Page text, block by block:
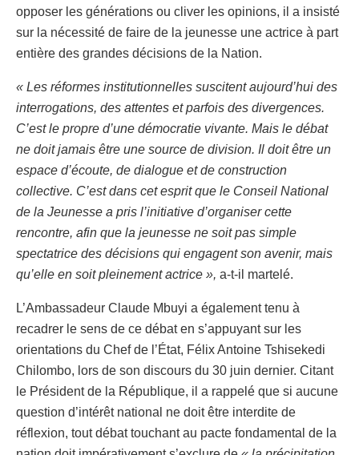
opposer les générations ou cliver les opinions, il a insisté
sur la nécessité de faire de la jeunesse une actrice à part
entière des grandes décisions de la Nation.
« Les réformes institutionnelles suscitent aujourd’hui des
interrogations, des attentes et parfois des divergences.
C’est le propre d’une démocratie vivante. Mais le débat
ne doit jamais être une source de division. Il doit être un
espace d’écoute, de dialogue et de construction
collective. C’est dans cet esprit que le Conseil National
de la Jeunesse a pris l’initiative d’organiser cette
rencontre, afin que la jeunesse ne soit pas simple
spectatrice des décisions qui engagent son avenir, mais
qu’elle en soit pleinement actrice », a-t-il martelé.
L’Ambassadeur Claude Mbuyi a également tenu à
recadrer le sens de ce débat en s’appuyant sur les
orientations du Chef de l’État, Félix Antoine Tshisekedi
Chilombo, lors de son discours du 30 juin dernier. Citant
le Président de la République, il a rappelé que si aucune
question d’intérêt national ne doit être interdite de
réflexion, tout débat touchant au pacte fondamental de la